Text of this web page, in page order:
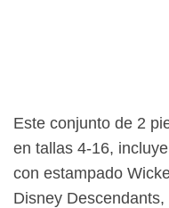
Este conjunto de 2
en tallas 4-16,
con estampado
Disney